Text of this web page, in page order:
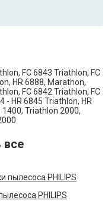
FC 6843 Triathlon, FC
HR 6888, Marathon,
FC 6842 Triathlon, FC
- HR 6845 Triathlon, HR
Triathlon 2000,
все
PHILIPS